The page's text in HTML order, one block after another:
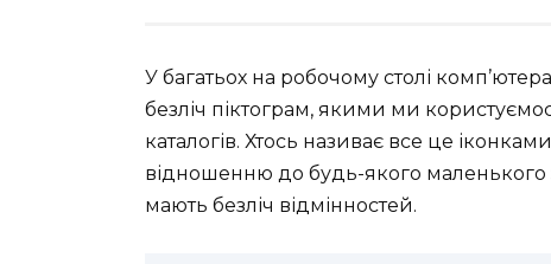
У багатьох на робочому столі
безліч піктограм, якими ми
каталогів. Хтось називає все це
відношенню до будь-якого маленького
мають безліч відмінностей.